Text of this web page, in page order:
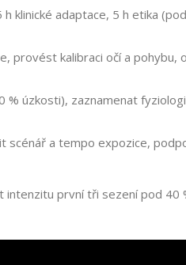
klinické adaptace, 5 h etika
provést kalibraci očí a pohybu,
% úzkosti), zaznamenat
scénář a tempo expozice,
intenzitu první tři sezení pod 40